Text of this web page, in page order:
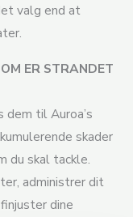
valg end at
ER STRANDET
til Auroa’s
skader
du skal tackle.
administrer dit
dine